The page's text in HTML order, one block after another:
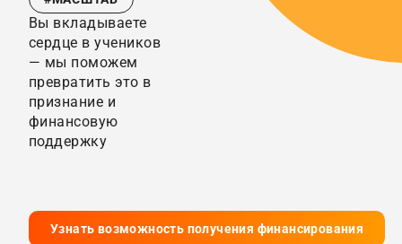
Вы вкладываете
сердце в учеников
— мы поможем
превратить это в
признание и
финансовую
поддержку
Узнать возможность получения финансирования